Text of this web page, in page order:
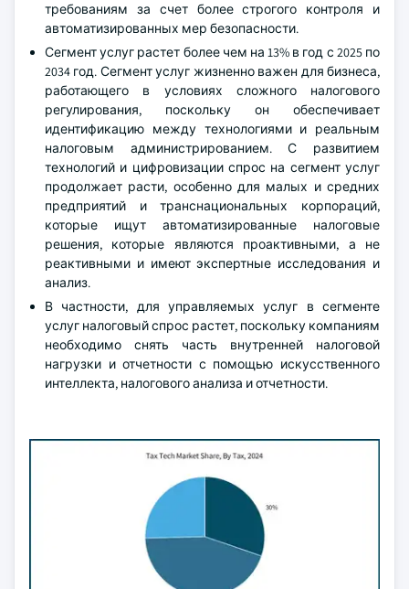
требованиям за счет более строгого контроля и
автоматизированных мер безопасности.
Сегмент услуг растет более чем на 13% в год с 2025 по
2034 год. Сегмент услуг жизненно важен для бизнеса,
работающего в условиях сложного налогового
регулирования, поскольку он обеспечивает
идентификацию между технологиями и реальным
налоговым администрированием. С развитием
технологий и цифровизации спрос на сегмент услуг
продолжает расти, особенно для малых и средних
предприятий и транснациональных корпораций,
которые ищут автоматизированные налоговые
решения, которые являются проактивными, а не
реактивными и имеют экспертные исследования и
анализ.
В частности, для управляемых услуг в сегменте
услуг налоговый спрос растет, поскольку компаниям
необходимо снять часть внутренней налоговой
нагрузки и отчетности с помощью искусственного
интеллекта, налогового анализа и отчетности.